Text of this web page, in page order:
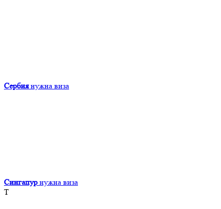
Сербия нужна виза
Сингапур нужна виза
Т